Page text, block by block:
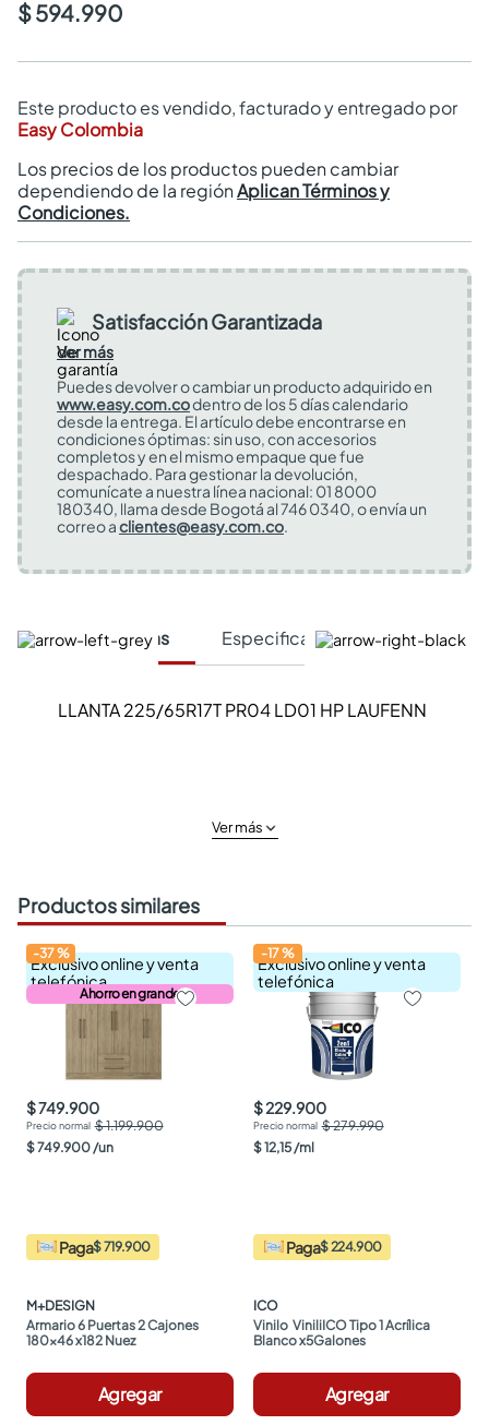
$ 594.990
Este producto es vendido, facturado y entregado por
Easy Colombia
Los precios de los productos pueden cambiar
dependiendo de la regiónAplican Términos y
Condiciones.
Satisfacción Garantizada
Ver más
Puedes devolver o cambiar un producto adquirido en
www.easy.com.codentro de los 5 días calendario
desde la entrega. El artículo debe encontrarse en
condiciones óptimas: sin uso, con accesorios
completos y en el mismo empaque que fue
despachado. Para gestionar la devolución,
comunícate a nuestra línea nacional: 01 8000
180340, llama desde Bogotá al 746 0340, o envía un
correo aclientes@easy.com.co.
Características Especificaciones Técnicas
LLANTA 225/65R17T PR04 LD01 HP LAUFENN
Ver más
Productos similares
Exclusivo online y venta
telefónica
Ahorro en grande
-37%
$ 749.900
$ 1.199.900
$749.900 /un
Paga$ 719.900
M+DESIGN
Armario 6 Puertas 2 Cajones
180x46 x182 Nuez
Agregar
Exclusivo online y venta
telefónica
-17%
$ 229.900
$ 279.990
$12,15 /ml
Paga$ 224.900
ICO
Vinilo  ViniliICO Tipo 1 Acrílica
Blanco x5Galones
Agregar